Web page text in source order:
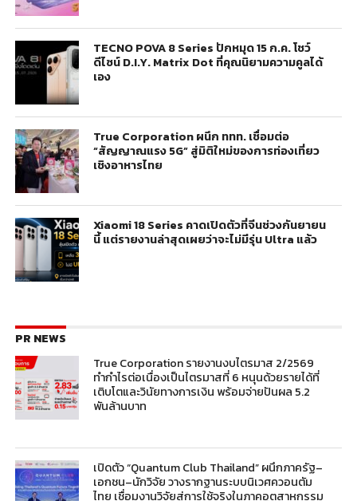
TECNO POVA 8 Series ปักหมุด 15 ก.ค. โชว์
ดีไซน์ D.I.Y. Matrix Dot ที่คุณนิยามความคูลได้
เอง
True Corporation ผนึก ททท. เชื่อมต่อ
“สัญญาณแรง 5G” สู่มิติใหม่ของการท่องเที่ยว
เชิงอาหารไทย
Xiaomi 18 Series คาดเปิดตัวที่จีนช่วงกันยายน
นี้ แต่รายงานล่าสุดเผยว่าจะไม่มีรุ่น Ultra แล้ว
PR NEWS
True Corporation รายงานงบไตรมาส 2/2569
ทำกำไรต่อเนื่องเป็นไตรมาสที่ 6 หนุนด้วยรายได้ที่
เติบโตและวินัยทางการเงิน พร้อมจ่ายปันผล 5.2
พันล้านบาท
เปิดตัว “Quantum Club Thailand” ผนึกภาครัฐ–
เอกชน–นักวิจัย วางรากฐานระบบนิเวศควอนตัม
ไทย เชื่อมงานวิจัยสู่การใช้จริงในภาคอุตสาหกรรม